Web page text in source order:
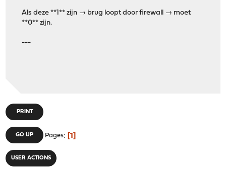
Als deze **1** zijn → brug loopt door firewall → moet
**0** zijn.
---
PRINT
GO UP Pages 1
USER ACTIONS